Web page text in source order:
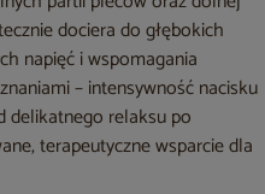
dociera do głębokich
napięć i wspomagania
– intensywność nacisku
delikatnego relaksu po
terapeutyczne wsparcie dla